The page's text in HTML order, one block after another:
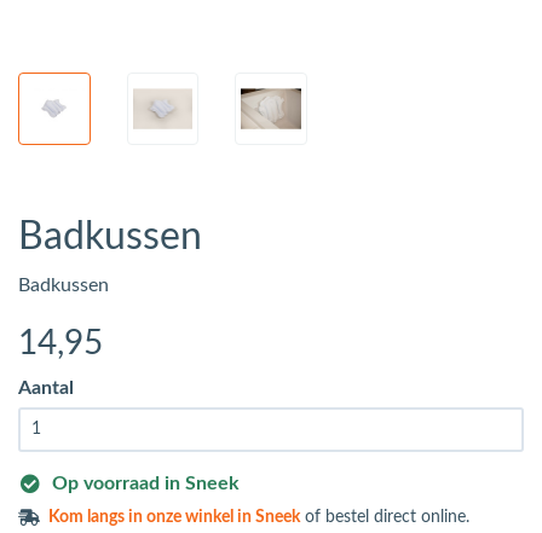
Badkussen
Badkussen
14,95
Aantal
Op voorraad in Sneek
Kom langs inonze winkel in Sneek of bestel direct online.